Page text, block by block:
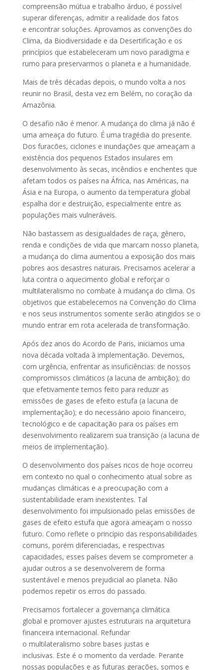
compreensão mútua e trabalho árduo, é possível
superar diferenças, admitir a realidade dos fatos
e encontrar soluções. Aprovamos as convenções do
Clima, da Biodiversidade e da Desertificação e os
princípios que estabeleceram um novo paradigma e
rumo para preservarmos o planeta e a humanidade.
Mais de três décadas depois, o mundo volta a nos
reunir no Brasil, desta vez em Belém, no coração da
Amazônia.
O desafio não é menor. A mudança do clima já não é
uma ameaça do futuro. É uma tragédia do presente.
Dos furacões, ciclones e inundações que ameaçam a
existência dos pequenos Estados insulares em
desenvolvimento às secas, incêndios e enchentes que
afetam todos os países na África, nas Américas, na
Ásia e na Europa, o aumento da temperatura global
espalha dor e destruição, especialmente entre as
populações mais vulneráveis.
Não bastassem as desigualdades de raça, gênero,
renda e condições de vida que marcam nosso planeta,
a mudança do clima aumentou a exposição dos mais
pobres aos desastres naturais. Precisamos acelerar a
luta contra o aquecimento global e reforçar o
multilateralismo no combate à mudança do clima. Os
objetivos que estabelecemos na Convenção do Clima
e nos seus instrumentos somente serão atingidos se o
mundo entrar em rota acelerada de transformação.
Após dez anos do Acordo de Paris, iniciamos uma
nova década voltada à implementação. Devemos,
com urgência, enfrentar as insuficiências: de nossos
compromissos climáticos (a lacuna de ambição); do
que efetivamente temos feito para reduzir as
emissões de gases de efeito estufa (a lacuna de
implementação); e do necessário apoio financeiro,
tecnológico e de capacitação para os países em
desenvolvimento realizarem sua transição (a lacuna de
meios de implementação).
O desenvolvimento dos países ricos de hoje ocorreu
em contexto no qual o conhecimento atual sobre as
mudanças climáticas e a preocupação com a
sustentabilidade eram inexistentes. Tal
desenvolvimento foi impulsionado pelas emissões de
gases de efeito estufa que agora ameaçam o nosso
futuro. Como reflete o princípio das responsabilidades
comuns, porém diferenciadas, e respectivas
capacidades, esses países devem se comprometer a
ajudar outros a se desenvolverem de forma
sustentável e menos prejudicial ao planeta. Não
podemos repetir os erros do passado.
Precisamos fortalecer a governança climática
global e promover ajustes estruturais na arquitetura
financeira internacional. Refundar
o multilateralismo sobre bases justas e
inclusivas. Este é o momento da verdade. Perante
nossas populações e as futuras gerações, somos e